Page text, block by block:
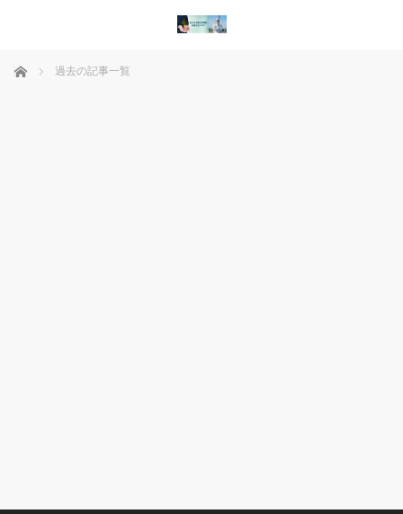
ホーム 過去の記事一覧